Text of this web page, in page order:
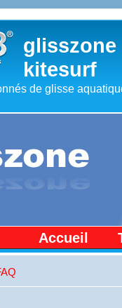
kitesurf
de glisse
Accueil